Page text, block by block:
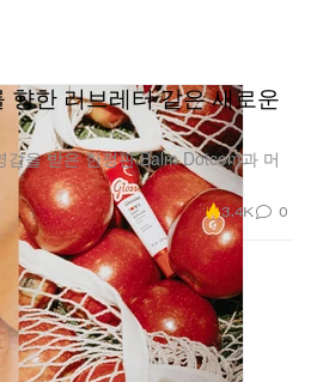
향한 러브레터 같은 새로운
감을 받은 한정판 Balm Dotcom과 머
3.4K 0